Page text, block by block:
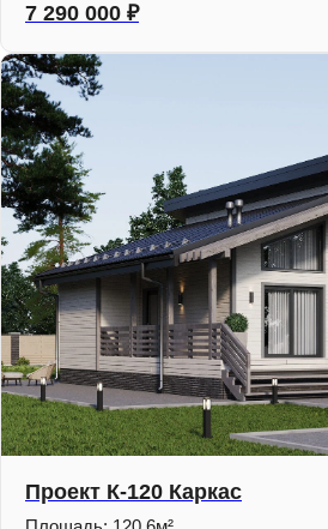
7 290 000 ₽
Проект К-120 Каркас